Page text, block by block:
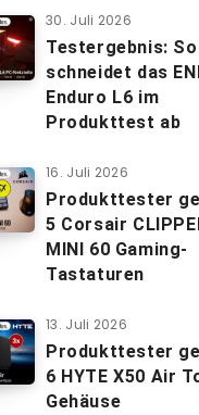
30. Juli 2026
Testergebnis: So
schneidet das
Enduro L6 im
Produkttest ab
16. Juli 2026
Produkttester
5 Corsair
MINI 60 Gaming-
Tastaturen
13. Juli 2026
Produkttester
6 HYTE X50 Air
Gehäuse